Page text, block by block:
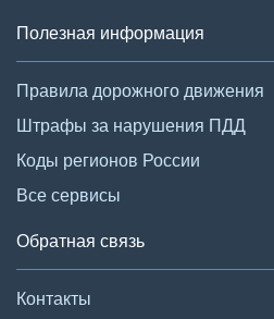
Полезная информация
Правила дорожного движения
Штрафы за нарушения ПДД
Коды регионов России
Все сервисы
Обратная связь
Контакты